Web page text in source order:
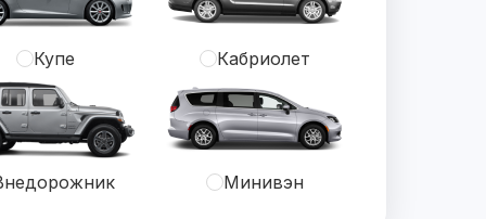
Купе Кабриолет
Минивэн